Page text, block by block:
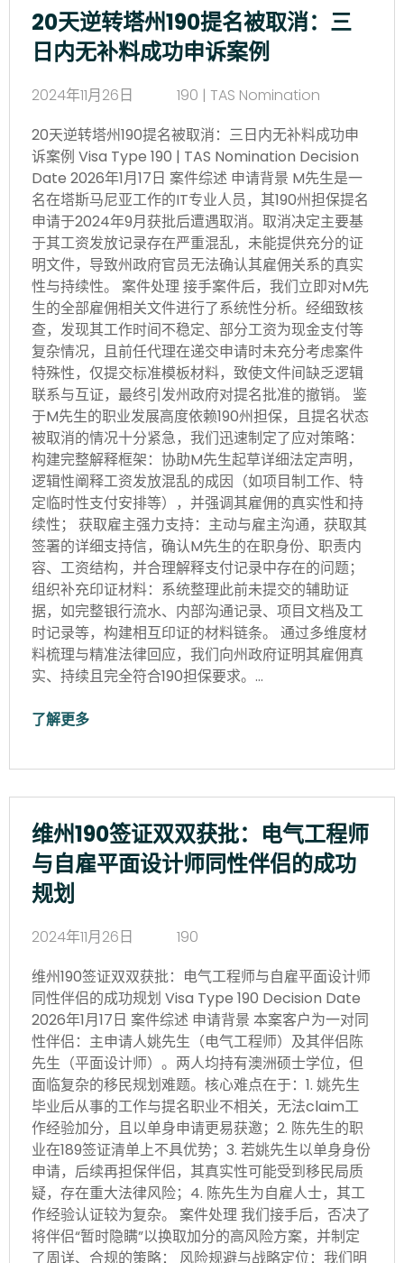
20天逆转塔州190提名被取消：三
日内无补料成功申诉案例
2024年11月26日
190 | TAS Nomination
20天逆转塔州190提名被取消：三日内无补料成功申
诉案例 Visa Type 190 | TAS Nomination Decision
Date 2026年1月17日 案件综述 申请背景 M先生是一
名在塔斯马尼亚工作的IT专业人员，其190州担保提名
申请于2024年9月获批后遭遇取消。取消决定主要基
于其工资发放记录存在严重混乱，未能提供充分的证
明文件，导致州政府官员无法确认其雇佣关系的真实
性与持续性。 案件处理 接手案件后，我们立即对M先
生的全部雇佣相关文件进行了系统性分析。经细致核
查，发现其工作时间不稳定、部分工资为现金支付等
复杂情况，且前任代理在递交申请时未充分考虑案件
特殊性，仅提交标准模板材料，致使文件间缺乏逻辑
联系与互证，最终引发州政府对提名批准的撤销。 鉴
于M先生的职业发展高度依赖190州担保，且提名状态
被取消的情况十分紧急，我们迅速制定了应对策略：
构建完整解释框架：协助M先生起草详细法定声明，
逻辑性阐释工资发放混乱的成因（如项目制工作、特
定临时性支付安排等），并强调其雇佣的真实性和持
续性； 获取雇主强力支持：主动与雇主沟通，获取其
签署的详细支持信，确认M先生的在职身份、职责内
容、工资结构，并合理解释支付记录中存在的问题；
组织补充印证材料：系统整理此前未提交的辅助证
据，如完整银行流水、内部沟通记录、项目文档及工
时记录等，构建相互印证的材料链条。 通过多维度材
料梳理与精准法律回应，我们向州政府证明其雇佣真
实、持续且完全符合190担保要求。…
了解更多
维州190签证双双获批：电气工程师
与自雇平面设计师同性伴侣的成功
规划
2024年11月26日
190
维州190签证双双获批：电气工程师与自雇平面设计师
同性伴侣的成功规划 Visa Type 190 Decision Date
2026年1月17日 案件综述 申请背景 本案客户为一对同
性伴侣：主申请人姚先生（电气工程师）及其伴侣陈
先生（平面设计师）。两人均持有澳洲硕士学位，但
面临复杂的移民规划难题。核心难点在于：1. 姚先生
毕业后从事的工作与提名职业不相关，无法claim工
作经验加分，且以单身申请更易获邀；2. 陈先生的职
业在189签证清单上不具优势；3. 若姚先生以单身身份
申请，后续再担保伴侣，其真实性可能受到移民局质
疑，存在重大法律风险；4. 陈先生为自雇人士，其工
作经验认证较为复杂。 案件处理 我们接手后，否决了
将伴侣“暂时隐瞒”以换取加分的高风险方案，并制定
了周详、合规的策略： 风险规避与战略定位：我们明